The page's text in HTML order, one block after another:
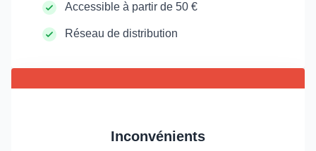
Accessible à partir de 50 €
Réseau de distribution
Inconvénients